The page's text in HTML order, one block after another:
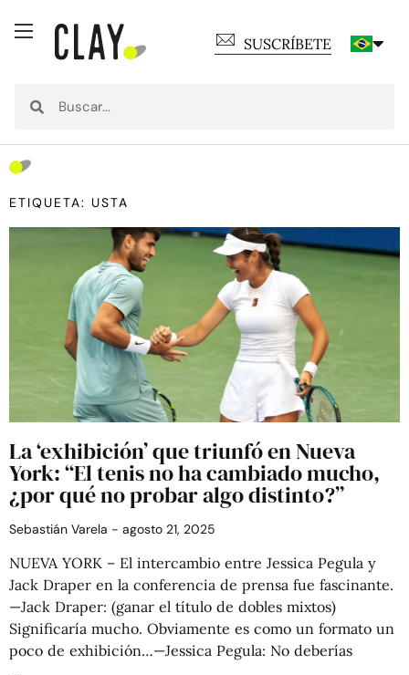
SUSCRÍBETE
ETIQUETA: USTA
La ‘exhibición’ que triunfó en Nueva
York: “El tenis no ha cambiado mucho,
¿por qué no probar algo distinto?”
Sebastián Varela agosto 21, 2025
NUEVA YORK – El intercambio entre Jessica Pegula y
Jack Draper en la conferencia de prensa fue fascinante.
—Jack Draper: (ganar el título de dobles mixtos)
Significaría mucho. Obviamente es como un formato un
poco de exhibición…—Jessica Pegula: No deberías